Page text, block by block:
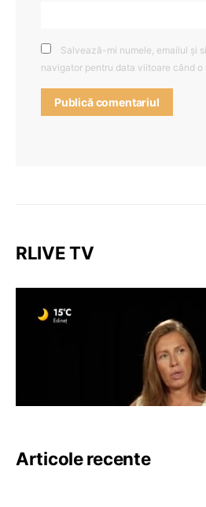
Salvează-mi numele, emailul și
navigator pentru data viitoare când o
RLIVE TV
Articole recente